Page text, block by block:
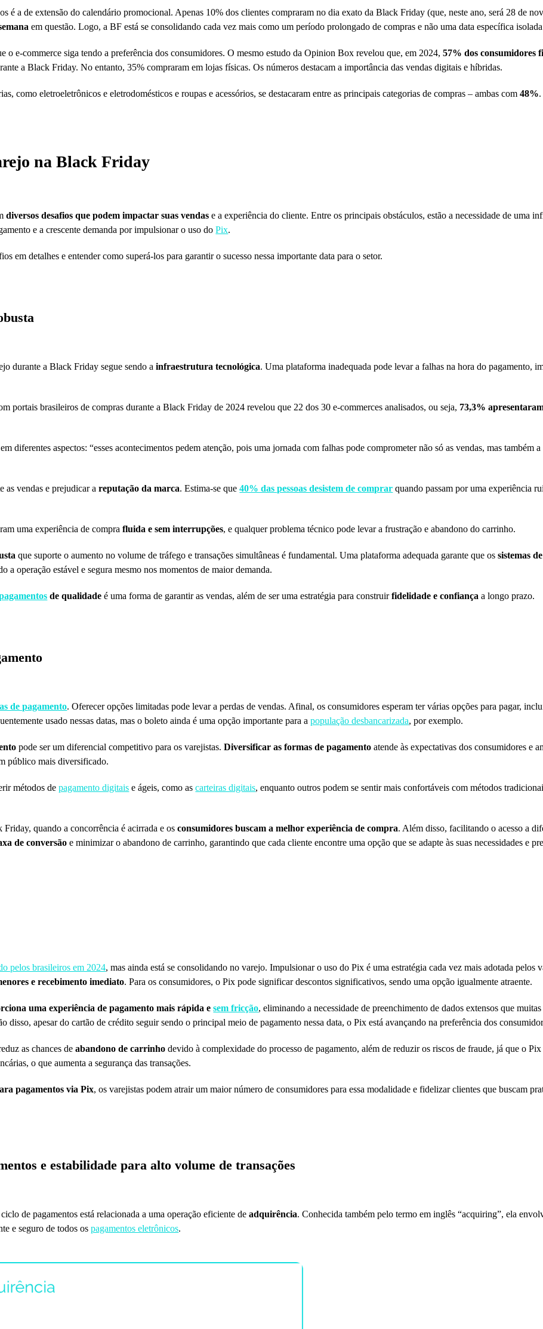
é a de extensão do calendário promocional. Apenas 10% dos clientes compraram no dia exato da Black Friday (que, neste ano, será 28 de
em questão. Logo, a BF está se consolidando cada vez mais como um período prolongado de compras e não uma data específica
o e-commerce siga tendo a preferência dos consumidores. O mesmo estudo da Opinion Box revelou que, em 2024,57% dos consumidores
a Black Friday. No entanto, 35% compraram em lojas físicas. Os números destacam a importância das vendas digitais e híbridas.
como eletroeletrônicos e eletrodomésticos e roupas e acessórios, se destacaram entre as principais categorias de compras – ambas com48%.
na Black Friday
diversos desafios que podem impactar suas vendas e a experiência do cliente. Entre os principais obstáculos, estão a necessidade de uma
e a crescente demanda por impulsionar o uso doPix.
em detalhes e entender como superá-los para garantir o sucesso nessa importante data para o setor.
durante a Black Friday segue sendo ainfraestrutura tecnológica. Uma plataforma inadequada pode levar a falhas na hora do pagamento,
portais brasileiros de compras durante a Black Friday de 2024 revelou que 22 dos 30 e-commerces analisados, ou seja, 73,3%
diferentes aspectos: “esses acontecimentos pedem atenção, pois uma jornada com falhas pode comprometer não só as vendas, mas também
as vendas e prejudicar areputação da marca. Estima-se que40% das pessoas desistem de comprar quando passam por uma experiência
uma experiência de comprafluida e sem interrupções, e qualquer problema técnico pode levar a frustração e abandono do carrinho.
que suporte o aumento no volume de tráfego e transações simultâneas é fundamental. Uma plataforma adequada garante que ossistemas
a operação estável e segura mesmo nos momentos de maior demanda.
de qualidade é uma forma de garantir as vendas, além de ser uma estratégia para construirfidelidade e confiança a longo prazo.
de pagamento. Oferecer opções limitadas pode levar a perdas de vendas. Afinal, os consumidores esperam ter várias opções para pagar,
usado nessas datas, mas o boleto ainda é uma opção importante para apopulação desbancarizada, por exemplo.
pode ser um diferencial competitivo para os varejistas.Diversificar as formas de pagamento atende às expectativas dos consumidores e
público mais diversificado.
métodos depagamento digitais e ágeis, como ascarteiras digitais, enquanto outros podem se sentir mais confortáveis com métodos
quando a concorrência é acirrada e osconsumidores buscam a melhor experiência de compra. Além disso, facilitando o acesso a
de conversão e minimizar o abandono de carrinho, garantindo que cada cliente encontre uma opção que se adapte às suas necessidades e
pelos brasileiros em 2024, mas ainda está se consolidando no varejo. Impulsionar o uso do Pix é uma estratégia cada vez mais adotada pelos
e recebimento imediato. Para os consumidores, o Pix pode significar descontos significativos, sendo uma opção igualmente atraente.
uma experiência de pagamento mais rápida esem fricção, eliminando a necessidade de preenchimento de dados extensos que
disso, apesar do cartão de crédito seguir sendo o principal meio de pagamento nessa data, o Pix está avançando na preferência dos
as chances deabandono de carrinho devido à complexidade do processo de pagamento, além de reduzir os riscos de fraude, já que o
o que aumenta a segurança das transações.
pagamentos via Pix, os varejistas podem atrair um maior número de consumidores para essa modalidade e fidelizar clientes que buscam
e estabilidade para alto volume de transações
de pagamentos está relacionada a uma operação eficiente deadquirência. Conhecida também pelo termo em inglês “acquiring”, ela
e seguro de todos ospagamentos eletrônicos.